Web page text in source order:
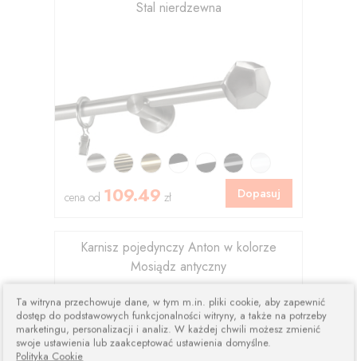
Stal nierdzewna
cena od 109.49 zł Dopasuj
Karnisz pojedynczy Anton w kolorze
Mosiądz antyczny
Ta witryna przechowuje dane, w tym m.in. pliki cookie, aby zapewnić
dostęp do podstawowych funkcjonalności witryny, a także na potrzeby
marketingu, personalizacji i analiz. W każdej chwili możesz zmienić
swoje ustawienia lub zaakceptować ustawienia domyślne.
Polityka Cookie